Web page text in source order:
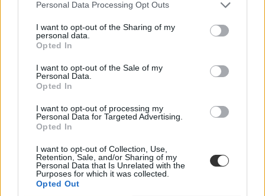
Personal Data Processing Opt Outs
I want to opt-out of the Sharing of my
personal data.
Opted In
I want to opt-out of the Sale of my
Personal Data.
Opted In
I want to opt-out of processing my
Personal Data for Targeted Advertising.
Opted In
I want to opt-out of Collection, Use,
Retention, Sale, and/or Sharing of my
Personal Data that Is Unrelated with the
Purposes for which it was collected.
Opted Out
Közoktatás
Alsós diákok üzentek az Ukrajnából menekülő
gyerekeknek
Általános iskolások készítettek csomagokat Ukrajnából menekülő
gyerekeknek.
Csik Veronika